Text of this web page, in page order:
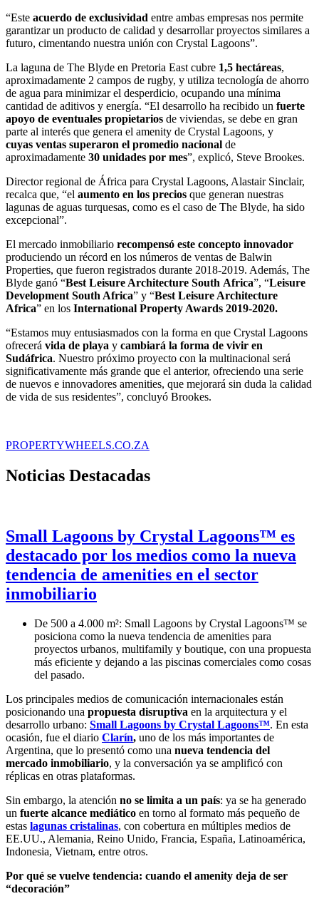
“Este acuerdo de exclusividad entre ambas empresas nos permite
garantizar un producto de calidad y desarrollar proyectos similares a
futuro, cimentando nuestra unión con Crystal Lagoons”.
La laguna de The Blyde en Pretoria East cubre 1,5 hectáreas,
aproximadamente 2 campos de rugby, y utiliza tecnología de ahorro
de agua para minimizar el desperdicio, ocupando una mínima
cantidad de aditivos y energía. “El desarrollo ha recibido un fuerte
apoyo de eventuales propietarios de viviendas, se debe en gran
parte al interés que genera el amenity de Crystal Lagoons, y
cuyas ventas superaron el promedio nacional de
aproximadamente 30 unidades por mes”, explicó, Steve Brookes.
Director regional de África para Crystal Lagoons, Alastair Sinclair,
recalca que, “el aumento en los precios que generan nuestras
lagunas de aguas turquesas, como es el caso de The Blyde, ha sido
excepcional”.
El mercado inmobiliario recompensó este concepto innovador
produciendo un récord en los números de ventas de Balwin
Properties, que fueron registrados durante 2018-2019. Además, The
Blyde ganó “Best Leisure Architecture South Africa”, “Leisure
Development South Africa” y “Best Leisure Architecture
Africa” en los International Property Awards 2019-2020.
“Estamos muy entusiasmados con la forma en que Crystal Lagoons
ofrecerá vida de playa y cambiará la forma de vivir en
Sudáfrica. Nuestro próximo proyecto con la multinacional será
significativamente más grande que el anterior, ofreciendo una serie
de nuevos e innovadores amenities, que mejorará sin duda la calidad
de vida de sus residentes”, concluyó Brookes.
PROPERTYWHEELS.CO.ZA
Noticias Destacadas
Small Lagoons by Crystal Lagoons™ es
destacado por los medios como la nueva
tendencia de amenities en el sector
inmobiliario
De 500 a 4.000 m²: Small Lagoons by Crystal Lagoons™ se
posiciona como la nueva tendencia de amenities para
proyectos urbanos, multifamily y boutique, con una propuesta
más eficiente y dejando a las piscinas comerciales como cosas
del pasado.
Los principales medios de comunicación internacionales están
posicionando una propuesta disruptiva en la arquitectura y el
desarrollo urbano: Small Lagoons by Crystal Lagoons™. En esta
ocasión, fue el diario Clarín, uno de los más importantes de
Argentina, que lo presentó como una nueva tendencia del
mercado inmobiliario, y la conversación ya se amplificó con
réplicas en otras plataformas.
Sin embargo, la atención no se limita a un país: ya se ha generado
un fuerte alcance mediático en torno al formato más pequeño de
estas lagunas cristalinas, con cobertura en múltiples medios de
EE.UU., Alemania, Reino Unido, Francia, España, Latinoamérica,
Indonesia, Vietnam, entre otros.
Por qué se vuelve tendencia: cuando el amenity deja de ser
“decoración”